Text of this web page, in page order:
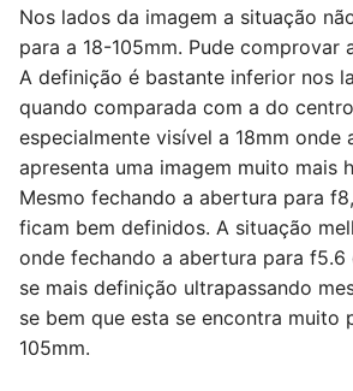
Nos lados da imagem a situação
para a 18-105mm. Pude comprovar
A definição é bastante inferior nos
quando comparada com a do
especialmente visível a 18mm onde
apresenta uma imagem muito mais
Mesmo fechando a abertura para
ficam bem definidos. A situação
onde fechando a abertura para
se mais definição ultrapassando
se bem que esta se encontra muito
105mm.